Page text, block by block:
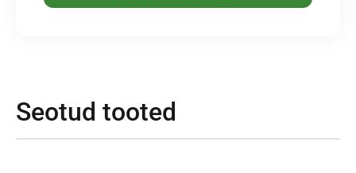
Seotud tooted